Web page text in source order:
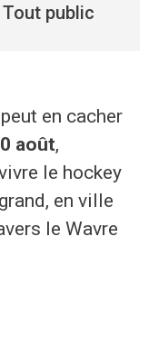
ligne
Tout public
en cacher
août,
le hockey
en ville
le Wavre